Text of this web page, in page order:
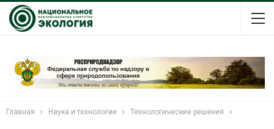
Главная Наука и технологии Технологические решения